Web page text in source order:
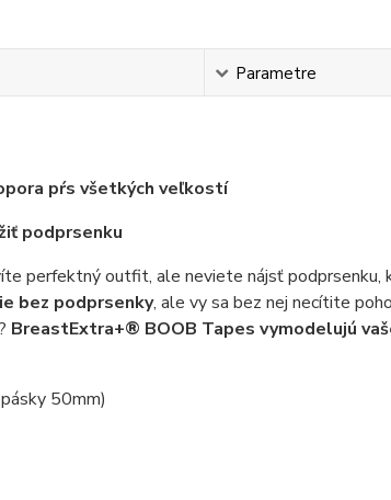
Parametre
pŕs všetkých veľkostí
podprsenku
perfektný outfit, ale neviete nájsť podprsenku,
bez podprsenky, ale vy sa bez nej necítite
BreastExtra+® BOOB Tapes vymodelujú
50mm)